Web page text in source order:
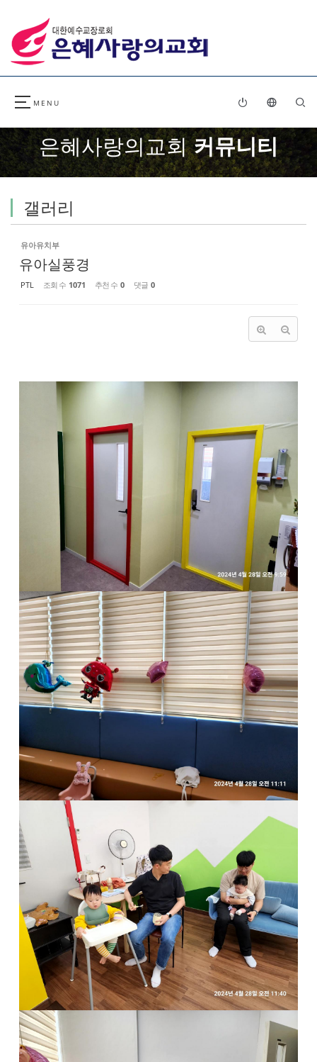
은혜사랑의교회커뮤니티
갤러리
유아유치부
유아실풍경
PTL 조회 수 1071 추천 수 0 댓글 0